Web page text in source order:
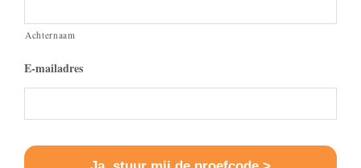
Achternaam
E-mailadres